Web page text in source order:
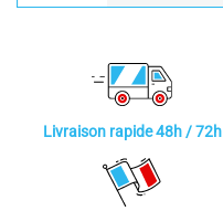
Livraison rapide 48h / 72h